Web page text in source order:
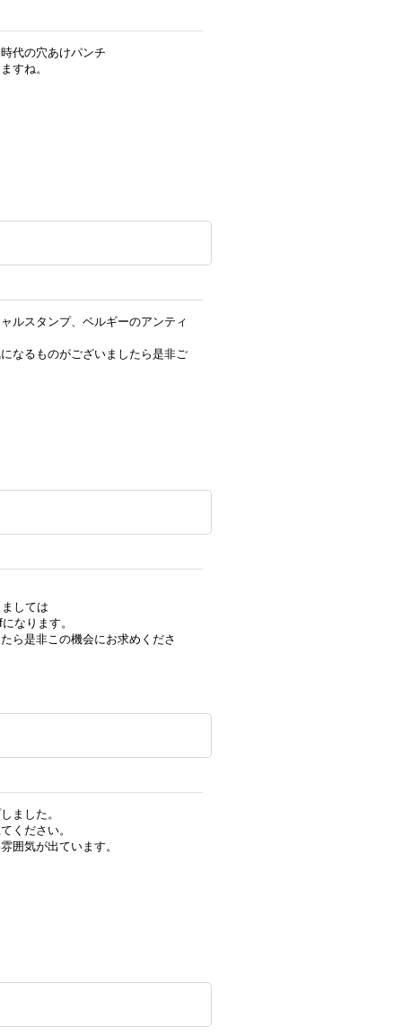
ジ テディ
ドイツ・ヴィンテージ ロング
代の穴あけパンチ
すね。
ルスタンプ、ベルギーのアンティ
なるものがございましたら是非ご
しては
なります。
ら是非この機会にお求めくださ
ました。
ください。
囲気が出ています。